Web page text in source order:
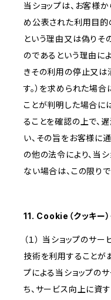
当ショップは、お客様
め公表された利用目的
という理由又は偽りそ
のであるという理由に
きその利用の停止又は
す。）を求められた場
ことが判明した場合に
ることを確認の上で、
い、その旨をお客様に
の他の法令により、当
ない場合は、この限り
11. Cookie（クッキー
（１） 当ショップのサ
技術を利用することが
プによる当ショップの
ち、サービス向上に資